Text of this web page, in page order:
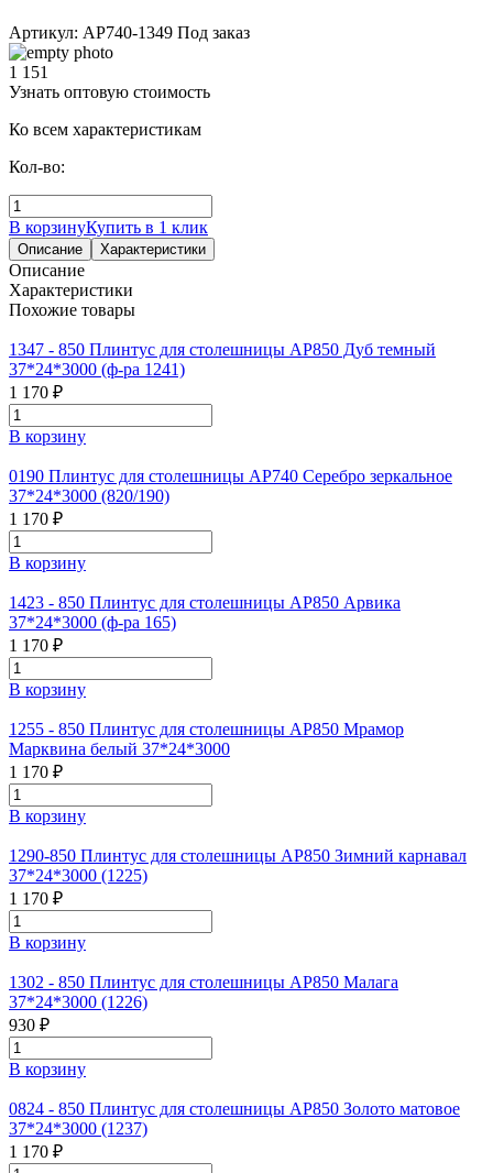
Артикул: АР740-1349 Под заказ
1 151
Узнать оптовую стоимость
Ко всем характеристикам
Кол-во:
В корзинуКупить в 1 клик
Описание Характеристики
Описание
Характеристики
Похожие товары
1347 - 850 Плинтус для столешницы АР850 Дуб темный
37*24*3000 (ф-ра 1241)
1 170 ₽
В корзину
0190 Плинтус для столешницы АР740 Серебро зеркальное
37*24*3000 (820/190)
1 170 ₽
В корзину
1423 - 850 Плинтус для столешницы АР850 Арвика
37*24*3000 (ф-ра 165)
1 170 ₽
В корзину
1255 - 850 Плинтус для столешницы АР850 Мрамор
Марквина белый 37*24*3000
1 170 ₽
В корзину
1290-850 Плинтус для столешницы АР850 Зимний карнавал
37*24*3000 (1225)
1 170 ₽
В корзину
1302 - 850 Плинтус для столешницы АР850 Малага
37*24*3000 (1226)
930 ₽
В корзину
0824 - 850 Плинтус для столешницы АР850 Золото матовое
37*24*3000 (1237)
1 170 ₽